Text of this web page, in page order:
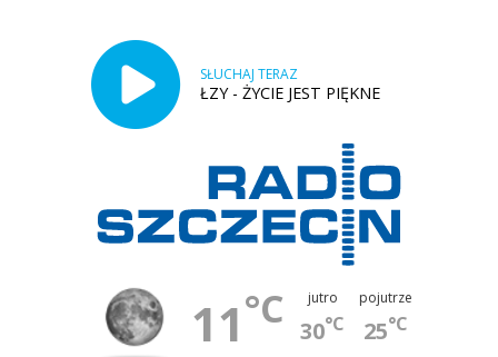
SŁUCHAJ TERAZ
ŁZY - ŻYCIE JEST PIĘKNE
11°C jutro
30°C
pojutrze
25°C